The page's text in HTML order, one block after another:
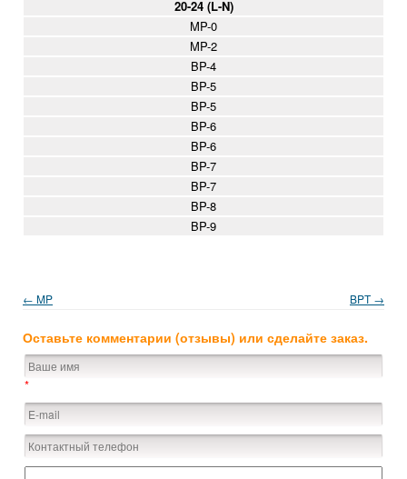
20-24 (L-N)
MP-0
MP-2
BP-4
BP-5
BP-5
BP-6
BP-6
BP-7
BP-7
BP-8
BP-9
← MP BPT →
Оставьте комментарии (отзывы) или сделайте заказ.
*